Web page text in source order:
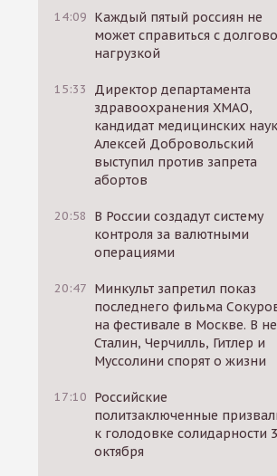
14:09 Каждый пятый россиян не
может справиться с
нагрузкой
15:33
Директор департамента
здравоохранения ХМАО,
кандидат медицинских наук
Алексей Добровольский
выступил против запрета
абортов
20:58
В России создадут систему
контроля за валютными
операциями
20:47 Минкульт запретил показ
последнего фильма
на фестивале в Москве. В
Сталин, Черчилль, Гитлер и
Муссолини спорят о жизни
17:10 Российские
политзаключенные
к голодовке солидарности
октября